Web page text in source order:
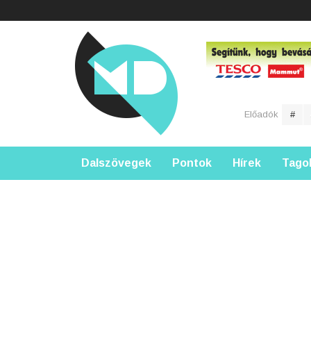
Előadók #
Dalszövegek Pontok Hírek